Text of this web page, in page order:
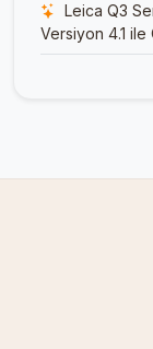
Leica Q3
Versiyon 4.1 ile